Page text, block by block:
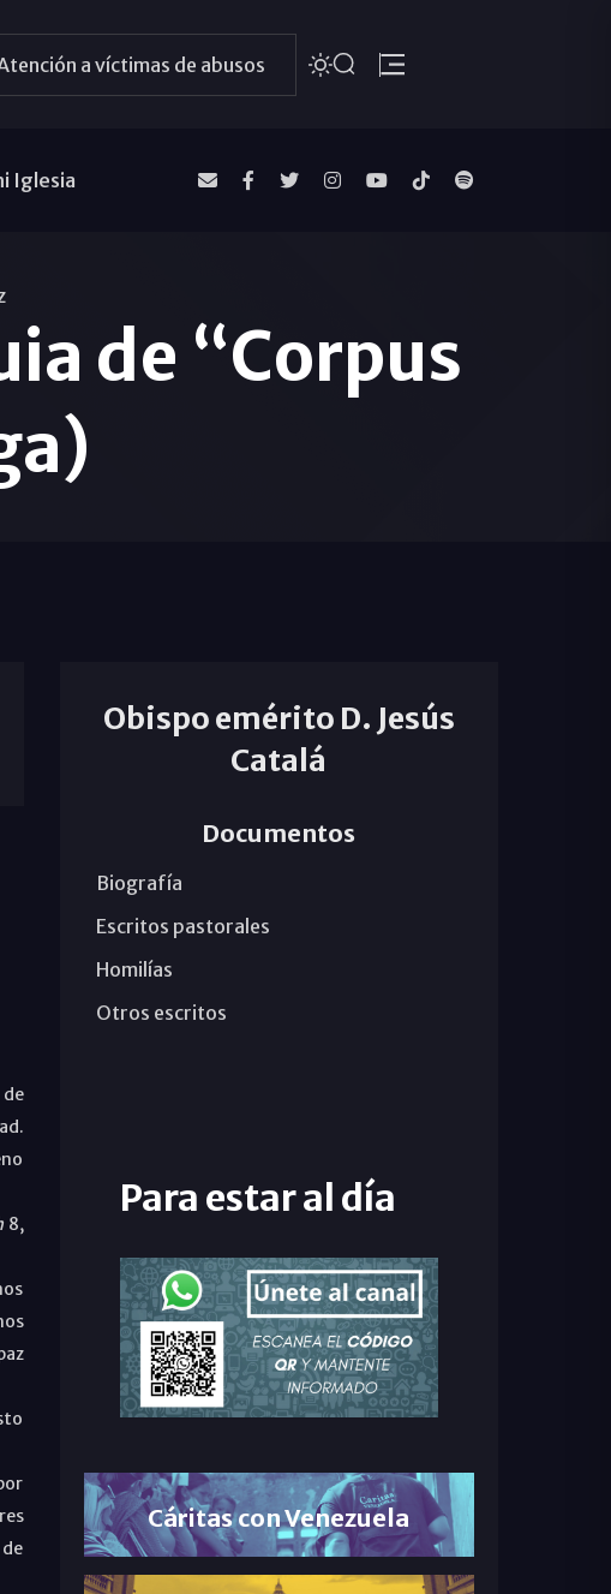
a víctimas de abusos
Iglesia
de “Corpus
8,
Obispo emérito D. Jesús
Catalá
Documentos
Biografía
Escritos pastorales
Homilías
Otros escritos
Para estar al día
Cáritas con Venezuela